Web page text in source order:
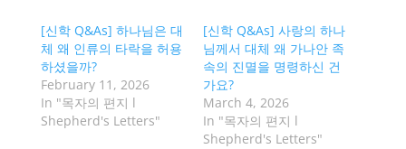
[신학 Q&As] 하나님은 대
체 왜 인류의 타락을 허용
하셨을까?
February 11, 2026
In "목자의 편지 l
Shepherd's Letters"
[신학 Q&As] 사랑의 하나
님께서 대체 왜 가나안 족
속의 진멸을 명령하신 건
가요?
March 4, 2026
In "목자의 편지 l
Shepherd's Letters"